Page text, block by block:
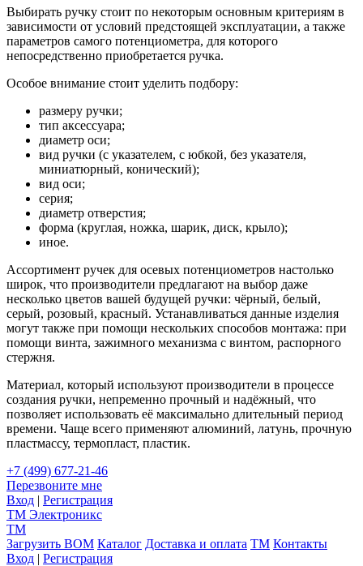
Выбирать ручку стоит по некоторым основным критериям в
зависимости от условий предстоящей эксплуатации, а также
параметров самого потенциометра, для которого
непосредственно приобретается ручка.
Особое внимание стоит уделить подбору:
размеру ручки;
тип аксессуара;
диаметр оси;
вид ручки (с указателем, с юбкой, без указателя,
миниатюрный, конический);
вид оси;
серия;
диаметр отверстия;
форма (круглая, ножка, шарик, диск, крыло);
иное.
Ассортимент ручек для осевых потенциометров настолько
широк, что производители предлагают на выбор даже
несколько цветов вашей будущей ручки: чёрный, белый,
серый, розовый, красный. Устанавливаться данные изделия
могут также при помощи нескольких способов монтажа: при
помощи винта, зажимного механизма с винтом, распорного
стержня.
Материал, который используют производители в процессе
создания ручки, непременно прочный и надёжный, что
позволяет использовать её максимально длительный период
времени. Чаще всего применяют алюминий, латунь, прочную
пластмассу, термопласт, пластик.
+7 (499) 677-21-46
Перезвоните мне
Вход | Регистрация
TM Электроникс
TM
Загрузить BOM Каталог Доставка и оплата TM Контакты
Вход | Регистрация